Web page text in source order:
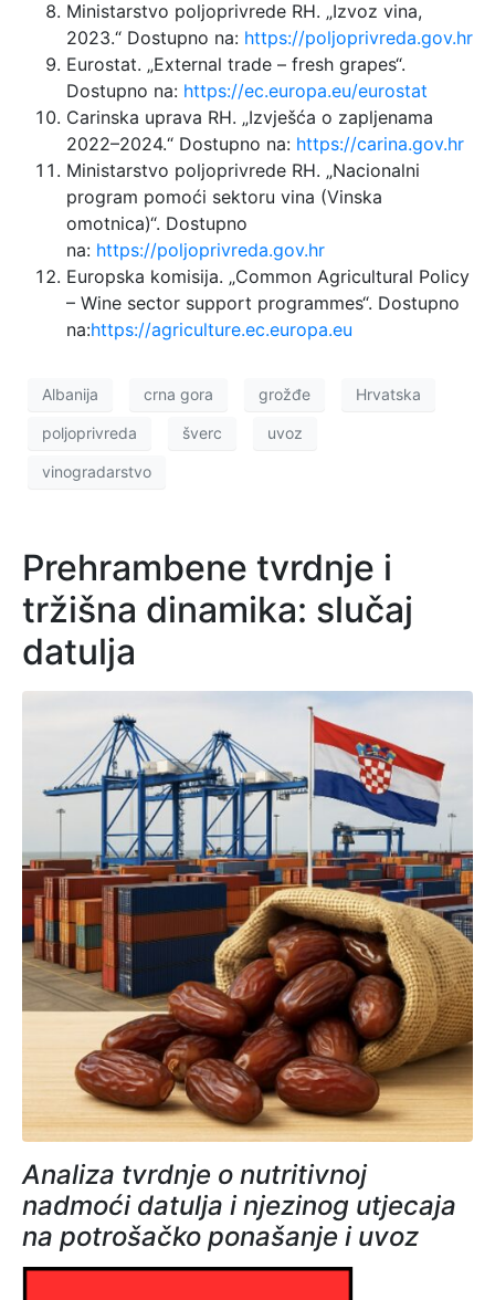
Ministarstvo poljoprivrede RH. „Izvoz vina,
2023.“ Dostupno na: https://poljoprivreda.gov.hr
Eurostat. „External trade – fresh grapes“.
Dostupno na: https://ec.europa.eu/eurostat
Carinska uprava RH. „Izvješća o zapljenama
2022–2024.“ Dostupno na: https://carina.gov.hr
Ministarstvo poljoprivrede RH. „Nacionalni
program pomoći sektoru vina (Vinska
omotnica)“. Dostupno
na: https://poljoprivreda.gov.hr
Europska komisija. „Common Agricultural Policy
– Wine sector support programmes“. Dostupno
na:https://agriculture.ec.europa.eu
Albanija crna gora grožđe Hrvatska
poljoprivreda šverc uvoz
vinogradarstvo
Prehrambene tvrdnje i
tržišna dinamika: slučaj
datulja
Analiza tvrdnje o nutritivnoj
nadmoći datulja i njezinog utjecaja
na potrošačko ponašanje i uvoz